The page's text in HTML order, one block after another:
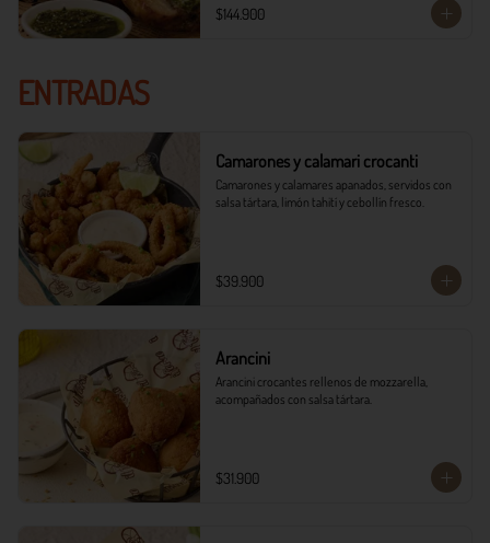
$144.900
ENTRADAS
Camarones y calamari crocanti
Camarones y calamares apanados, servidos con
salsa tártara, limón tahití y cebollín fresco.
$39.900
Arancini
Arancini crocantes rellenos de mozzarella,
acompañados con salsa tártara.
$31.900